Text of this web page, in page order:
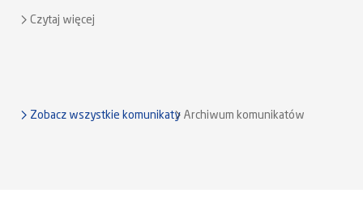
Czytaj więcej
Zobacz wszystkie komunikaty Archiwum komunikatów